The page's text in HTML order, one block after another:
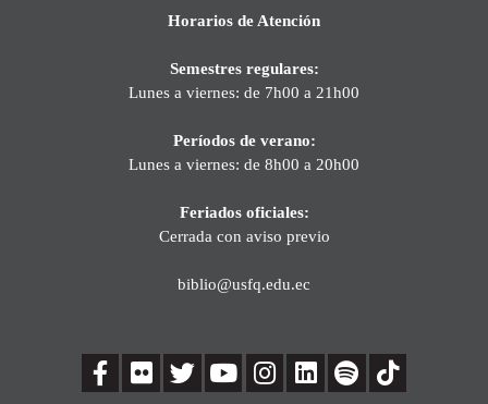
Horarios de Atención
Semestres regulares:
Lunes a viernes: de 7h00 a 21h00
Períodos de verano:
Lunes a viernes: de 8h00 a 20h00
Feriados oficiales:
Cerrada con aviso previo
biblio@usfq.edu.ec